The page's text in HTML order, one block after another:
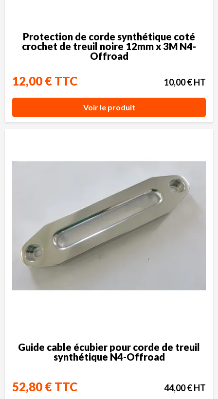
Protection de corde synthétique coté
crochet de treuil noire 12mm x 3M N4-
Offroad
12,00 € TTC 10,00 € HT
Voir le produit
Guide cable écubier pour corde de treuil
synthétique N4-Offroad
52,80 € TTC 44,00 € HT